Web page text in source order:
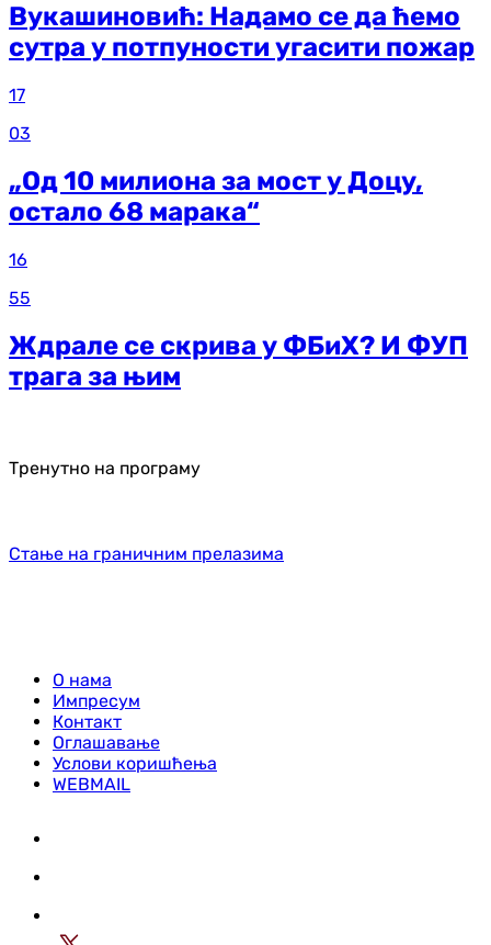
Вукашиновић: Надамо се да ћемо
сутра у потпуности угасити пожар
17
03
„Од 10 милиона за мост у Доцу,
остало 68 марака“
16
55
Ждрале се скрива у ФБиХ? И ФУП
трага за њим
Тренутно на програму
Стање на граничним прелазима
О нама
Импресум
Контакт
Оглашавање
Услови коришћења
WEBMAIL